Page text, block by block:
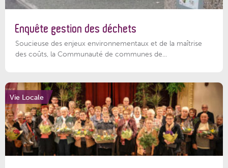
Enquête gestion des déchets
Soucieuse des enjeux environnementaux et de la maîtrise
des coûts, la Communauté de communes de...
Vie Locale